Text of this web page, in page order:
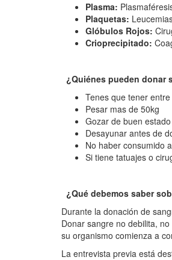
Plasma:
Plaquetas:
Glóbulos Rojos:
Crioprecipitado:
¿Quiénes pueden donar
Tenes que tener
Pesar mas de 50kg
Gozar de buen
Desayunar antes de
No haber consumido
Si tiene tatuajes o
¿Qué debemos saber
Durante la donación de
Donar sangre no debilita,
su organismo comienza a
La entrevista previa está